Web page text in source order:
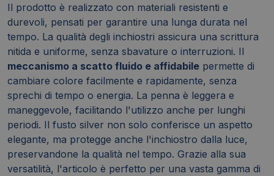
Il prodotto è realizzato con materiali resistenti e
durevoli, pensati per garantire una lunga durata nel
tempo. La qualità degli inchiostri assicura una scrittura
nitida e uniforme, senza sbavature o interruzioni. Il
meccanismo a scatto fluido e affidabile permette di
cambiare colore facilmente e rapidamente, senza
sprechi di tempo o energia. La penna è leggera e
maneggevole, facilitando l'utilizzo anche per lunghi
periodi. Il fusto silver non solo conferisce un aspetto
elegante, ma protegge anche l'inchiostro dalla luce,
preservandone la qualità nel tempo. Grazie alla sua
versatilità, l'articolo è perfetto per una vasta gamma di